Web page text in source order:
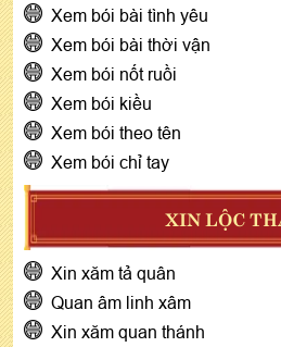
Xem bói bài tình yêu
Xem bói bài thời vận
Xem bói nốt ruồi
Xem bói kiều
Xem bói theo tên
Xem bói chỉ tay
XIN LỘC
Xin xăm tả quân
Quan âm linh xâm
Xin xăm quan thánh